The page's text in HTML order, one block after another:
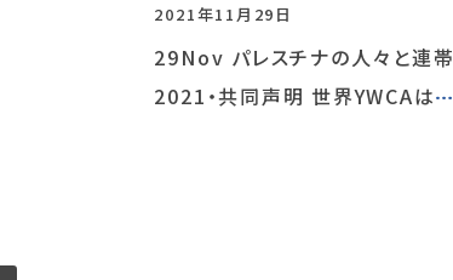
2021年11月29日
29Nov パレスチナの人々と連
2021・共同声明 世界YWCAは